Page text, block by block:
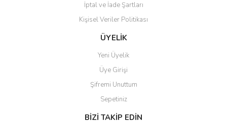
Gönder
İptal ve İade Şartları
Kişisel Veriler Politikası
ÜYELİK
Yeni Üyelik
Üye Girişi
Şifremi Unuttum
Sepetiniz
BİZİ TAKİP EDİN